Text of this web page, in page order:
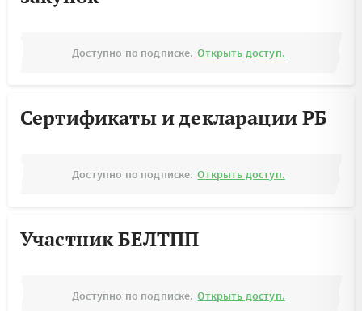
Доступно по подписке. Открыть доступ.
Сертификаты и декларации РБ
Доступно по подписке. Открыть доступ.
Участник БЕЛТПП
Доступно по подписке. Открыть доступ.